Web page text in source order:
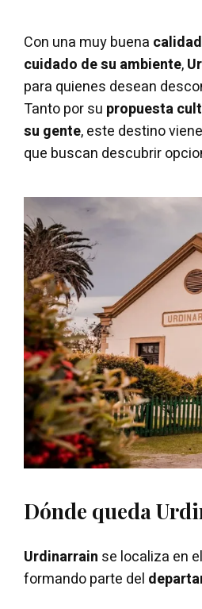
Con una muy buena
cuidado de su ambiente,
para quienes desean
Tanto por su propuesta
su gente, este destino
que buscan descubrir
Dónde queda
Urdinarrain se localiza en
formando parte del